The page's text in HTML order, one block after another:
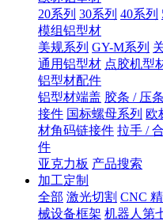
20系列 30系列 40系列
模组铝型材
美规系列 GY-M系列
通用铝型材 点胶机型
铝型材配件
铝型材端盖 胶条 / 压条
接件 国标螺母系列 欧
材角码链接件 拉手 /
件
亚克力板 产品搜索
加工定制
全部 激光切割 CNC
械设备框架 机器人第